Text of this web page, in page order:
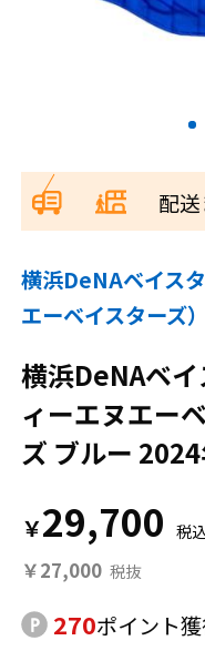
配
横浜DeNAベイス
エーベイスターズ）
横浜DeNAベ
ィーエヌエー
ズ ブルー
￥29,700
￥27,000
270ポイント